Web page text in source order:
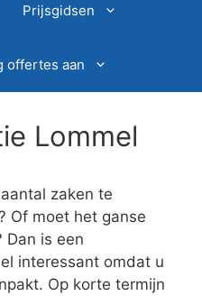
Prijsgidsen
offertes aan
Lommel
zaken te
Of moet het ganse
Dan is een
interessant omdat u
Op korte termijn